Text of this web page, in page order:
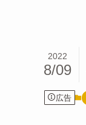
2022
8/09
広告